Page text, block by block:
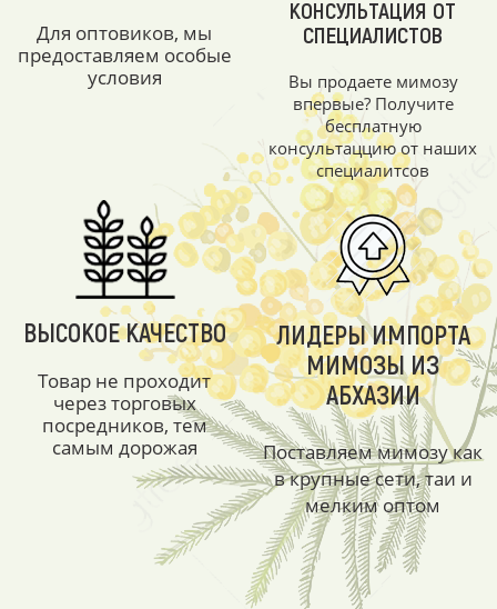
Для оптовиков, мы
предоставляем особые
условия
КОНСУЛЬТАЦИЯ ОТ
СПЕЦИАЛИСТОВ
Вы продаете мимозу
впервые? Получите
бесплатную
консультаццию от наших
специалитсов
ВЫСОКОЕ КАЧЕСТВО
Товар не проходит
через торговых
посредников, тем
самым дорожая
ЛИДЕРЫ ИМПОРТА
МИМОЗЫ ИЗ
АБХАЗИИ
Поставляем мимозу как
в крупные сети, таи и
мелким оптом